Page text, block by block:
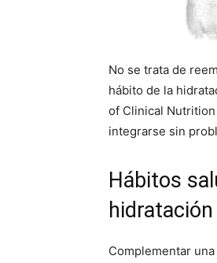
No se trata de
hábito de la
of Clinical
integrarse sin
Hábitos
hidratación
Complementar